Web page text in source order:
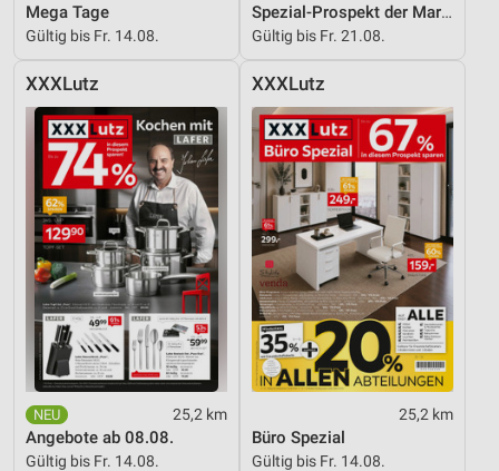
Mega Tage
Gültig bis Fr. 14.08.
Spezial-Prospekt der Marken
Gültig bis Fr. 21.08.
XXXLutz
25,2 km
Angebote ab 08.08.
Gültig bis Fr. 14.08.
XXXLutz
25,2 km
Büro Spezial
Gültig bis Fr. 14.08.